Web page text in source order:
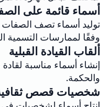
أسماء قائمة على
توليد أسماء تصف الصفات
وفقًا لممارسات التسمية
ألقاب القيادة القبلية
إنشاء أسماء مناسبة
والحكمة.
شخصيات قصص